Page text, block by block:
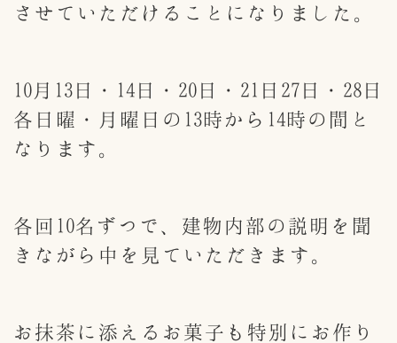
させていただけることになりました。
10月13日・14日・20日・21日27日・28日
各日曜・月曜日の13時から14時の間と
なります。
各回10名ずつで、建物内部の説明を聞
きながら中を見ていただきます。
お抹茶に添えるお菓子も特別にお作り